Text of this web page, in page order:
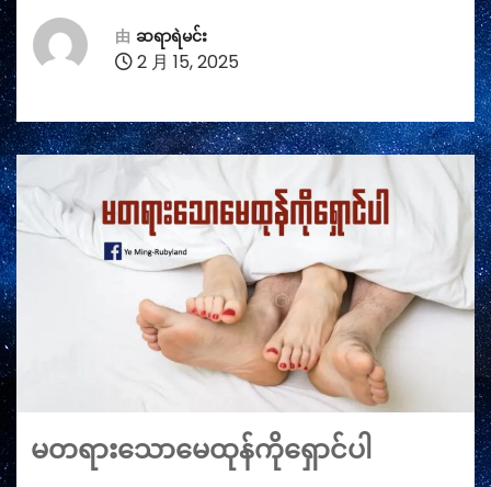
由 ဆရာရဲမင်း
2 月 15, 2025
မတရားသောမေထုန်ကိုရှောင်ပါ